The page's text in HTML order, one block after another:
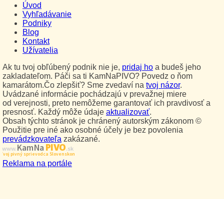
Úvod
Vyhľadávanie
Podniky
Blog
Kontakt
Užívatelia
Ak tu tvoj obľúbený podnik nie je, pridaj ho a budeš jeho
zakladateľom. Páči sa ti KamNaPIVO? Povedz o ňom
kamarátom.Čo zlepšiť? Sme zvedaví na tvoj názor.
Uvádzané informácie pochádzajú v prevažnej miere
od verejnosti, preto nemôžeme garantovať ich pravdivosť a
presnosť. Každý môže údaje aktualizovať.
Obsah týchto stránok je chránený autorským zákonom ©
Použitie pre iné ako osobné účely je bez povolenia
prevádzkovateľa zakázané.
www.Kam NaPIVO.sk
Tvoj pivný sprievodca Slovenskom
Reklama na portále